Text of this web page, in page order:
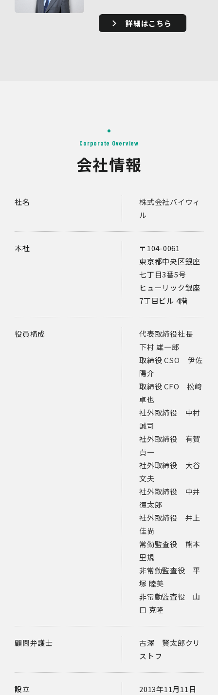
詳細はこちら
Corporate Overview
会社情報
社名
株式会社バイウィ
ル
本社
〒104-0061
東京都中央区銀座
七丁目3番5号
ヒューリック銀座
7丁目ビル 4階
役員構成
代表取締役社長
下村 雄一郎
取締役 CSO 伊佐
陽介
取締役 CFO 松﨑
卓也
社外取締役 中村
誠司
社外取締役 有賀
貞一
社外取締役 大谷
文夫
社外取締役 中井
徳太郎
社外取締役 井上
佳尚
常勤監査役 熊本
里規
非常勤監査役 平
塚 睦美
非常勤監査役 山
口 克隆
顧問弁護士
古澤 賢太郎クリ
ストフ
設立
2013年11月11日